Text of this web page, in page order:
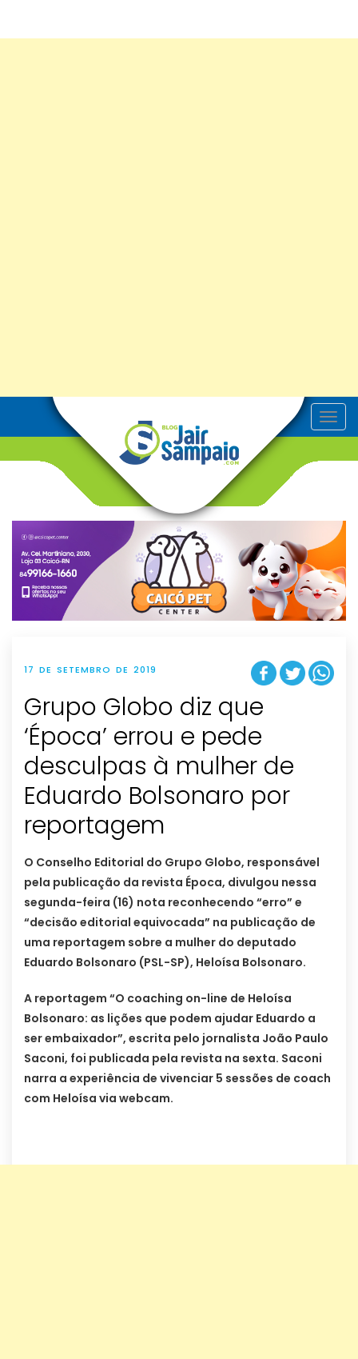
T
o
v
g
t
i
o
n
17 DE SETEMBRO DE 2019
Grupo Globo diz que
‘Época’ errou e pede
desculpas à mulher de
Eduardo Bolsonaro por
reportagem
O Conselho Editorial do Grupo Globo, responsável
pela publicação da revista Época, divulgou nessa
segunda-feira (16) nota reconhecendo “erro” e
“decisão editorial equivocada” na publicação de
uma reportagem sobre a mulher do deputado
Eduardo Bolsonaro (PSL-SP), Heloísa Bolsonaro.
A reportagem “O coaching on-line de Heloísa
Bolsonaro: as lições que podem ajudar Eduardo a
ser embaixador”, escrita pelo jornalista João Paulo
Saconi, foi publicada pela revista na sexta. Saconi
narra a experiência de vivenciar 5 sessões de coach
com Heloísa via webcam.